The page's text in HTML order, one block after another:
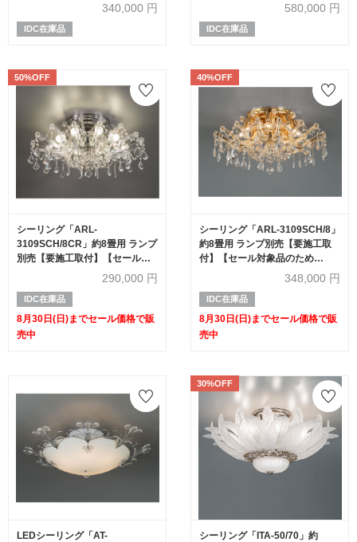
340,000 円
IDC在庫品
580,000 円
IDC在庫品
50%OFF
シーリング「ARL-
3109SCH/8CR」約8畳用 ランプ
別売【要施工取付】【セール対
象品のため50%OFF】290,000 円
IDC在庫品
8月30日(日)までセール価格で販
売中
40%OFF
シーリング「ARL-3109SCH/8」
約8畳用 ランプ別売【要施工取
付】【セール対象品のため
348,000 円
IDC在庫品
8月30日(日)までセール価格で販
売中
LEDシーリング「AT-
30%OFF
シーリング「ITA-50/70」約